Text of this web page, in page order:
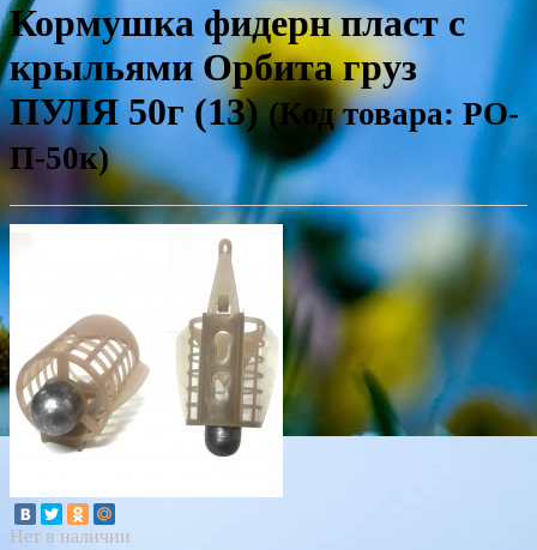
Кормушка фидерн пласт с
крыльями Орбита груз
ПУЛЯ 50г (13) (Код товара: РО-
П-50к)
Нет в наличии